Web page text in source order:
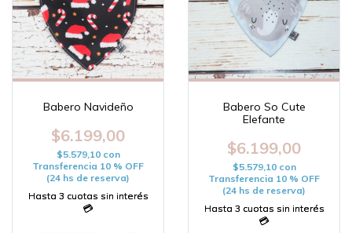
Babero Navideño
$6.199,00
$5.579,10 con
Transferencia 10 % OFF
(24 hs de reserva)
Babero So Cute
Elefante
$6.199,00
$5.579,10 con
Transferencia 10 % OFF
(24 hs de reserva)